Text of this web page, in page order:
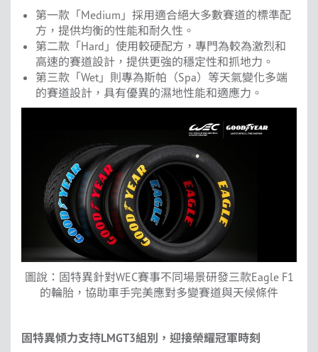
第一款「Medium」採用適合絕大多數賽道的標準配
方，提供均衡的性能和耐久性。
第二款「Hard」使用較硬配方，專門為較為激烈和
高速的賽道設計，提供更強的穩定性和抓地力。
第三款「Wet」則專為斯帕（Spa）等天氣變化多端
的賽道設計，具有優異的濕地性能和適應力。
圖說：固特異針對WEC賽事不同場景研發三款Eagle F1
的輪胎，協助車手完美應對多變賽道與天候條件
固特異傾力支持LMGT3組別，迎接榮耀冠軍時刻